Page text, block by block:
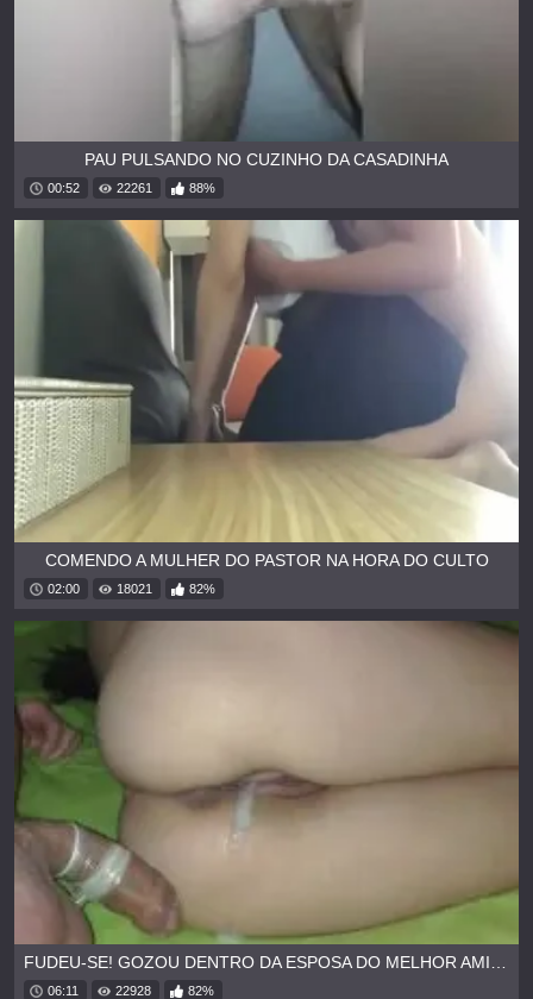
PAU PULSANDO NO CUZINHO DA CASADINHA
00:52 22261 88%
COMENDO A MULHER DO PASTOR NA HORA DO CULTO
02:00 18021 82%
06:11 22928 82%